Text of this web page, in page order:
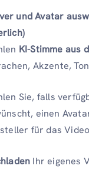
und Avatar
KI-Stimme aus
Akzente,
Sie, falls
einen
für das
Ihr eigenes